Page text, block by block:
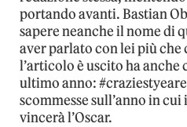
portando avanti. Bastian
sapere neanche il nome di
aver parlato con lei più che
l’articolo è uscito ha anche
ultimo anno:
scommesse sull’anno in
vincerà l’Oscar.